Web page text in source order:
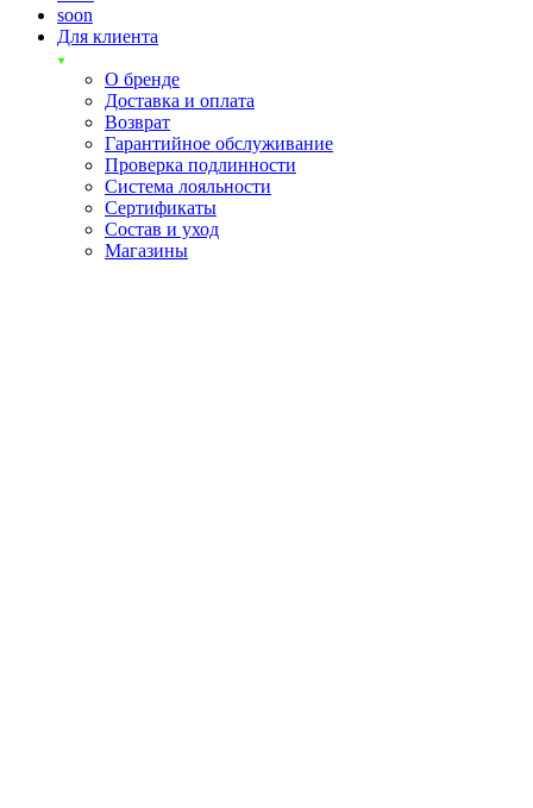
soon
Для клиента
О бренде
Доставка и оплата
Возврат
Гарантийное обслуживание
Проверка подлинности
Система лояльности
Сертификаты
Состав и уход
Магазины